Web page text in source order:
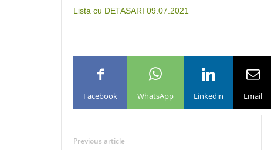
Lista cu DETASARI 09.07.2021
Facebook WhatsApp Linkedin Email
Previous article